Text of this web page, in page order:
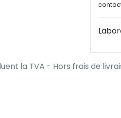
la TVA - Hors frais de